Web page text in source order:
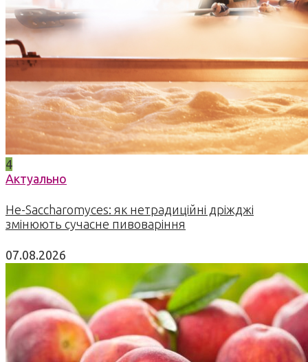
4
Актуально
Не-Saccharomyces: як нетрадиційні дріжджі
змінюють сучасне пивоваріння
07.08.2026